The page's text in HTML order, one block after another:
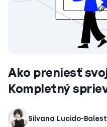
Ako preniesť
Kompletný
Silvana Lucido-